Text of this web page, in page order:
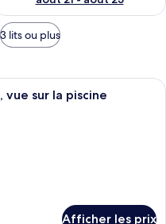
3 lits ou plus
chambre d’hôtel avec un
vue sur la piscine
Afficher les prix